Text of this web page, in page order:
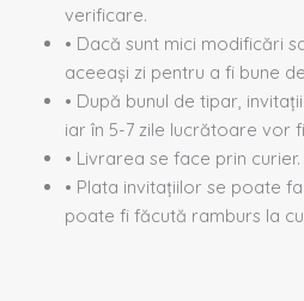
verificare.
• Dacă sunt mici modificări
aceeași zi pentru a fi bune
• După bunul de tipar,
iar în 5-7 zile lucrătoare vor
• Livrarea se face prin curier.
• Plata invitațiilor se poate
poate fi făcută ramburs la